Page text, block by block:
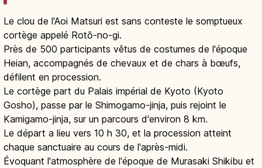
Le clou de l'Aoi Matsuri est sans conteste le somptueux
cortège appelé Rotō-no-gi.
Près de 500 participants vêtus de costumes de l'époque
Heian, accompagnés de chevaux et de chars à bœufs,
défilent en procession.
Le cortège part du Palais impérial de Kyoto (Kyoto
Gosho), passe par le Shimogamo-jinja, puis rejoint le
Kamigamo-jinja, sur un parcours d'environ 8 km.
Le départ a lieu vers 10 h 30, et la procession atteint
chaque sanctuaire au cours de l'après-midi.
Évoquant l'atmosphère de l'époque de Murasaki Shikibu et